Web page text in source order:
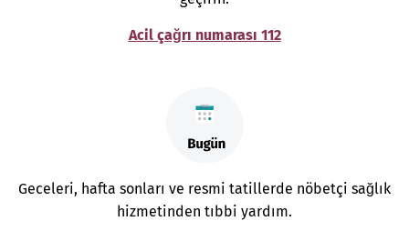
Acil çağrı numarası 112
Geceleri, hafta sonları ve resmi tatillerde nöbetçi sağlık
hizmetinden tıbbi yardım.